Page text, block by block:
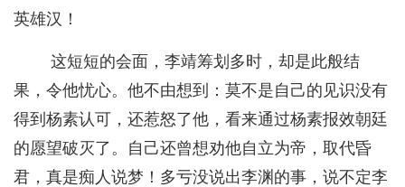
英雄汉！
这短短的会面，李靖筹划多时，却是此般结
果，令他忧心。他不由想到：莫不是自己的见识没有
得到杨素认可，还惹怒了他，看来通过杨素报效朝廷
的愿望破灭了。自己还曾想劝他自立为帝，取代昏
君，真是痴人说梦！多亏没说出李渊的事，说不定李